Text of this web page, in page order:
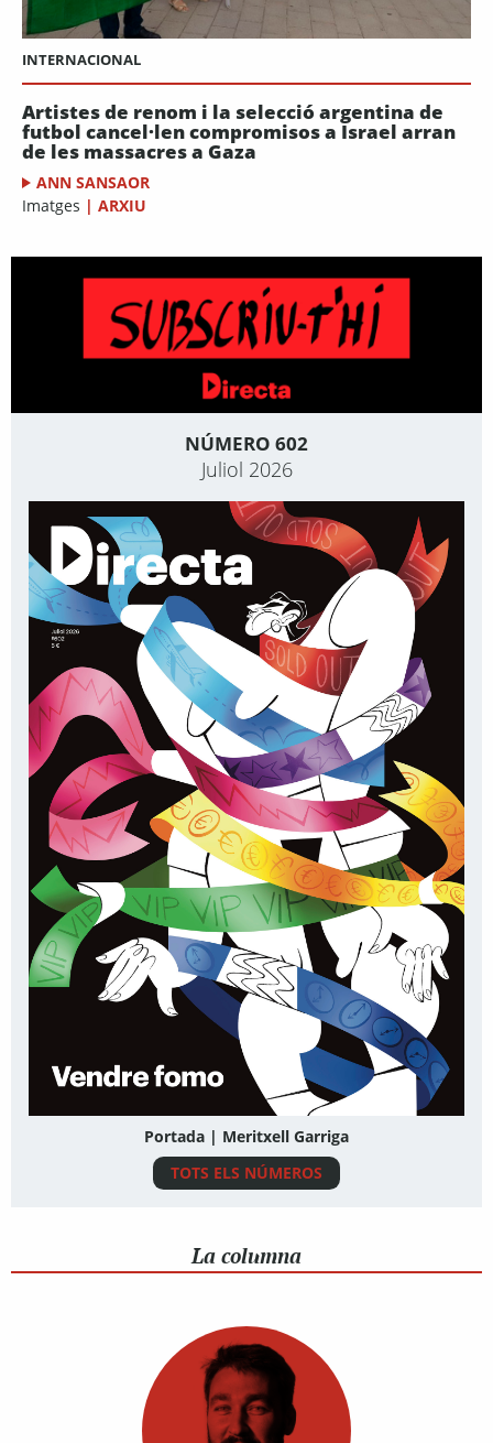
INTERNACIONAL
Artistes de renom i la selecció argentina de
futbol cancel·len compromisos a Israel arran
de les massacres a Gaza
ANN SANSAOR
Imatges | ARXIU
NÚMERO 602
Juliol 2026
Portada | Meritxell Garriga
TOTS ELS NÚMEROS
La columna